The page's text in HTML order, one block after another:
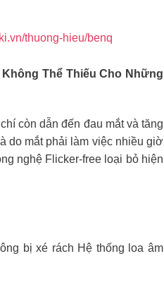
thuong-hieu/benq
Thể Thiếu Cho Những
còn dẫn đến đau mắt và tăng
do mắt phải làm việc nhiều giờ
nghệ Flicker-free loại bỏ hiện
bị xé rách Hệ thống loa âm